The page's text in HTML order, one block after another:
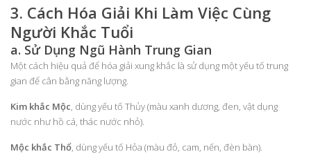
3. Cách Hóa Giải Khi Làm Việc Cùng
Người Khắc Tuổi
a. Sử Dụng Ngũ Hành Trung Gian
Một cách hiệu quả để hóa giải xung khắc là sử dụng một yếu tố trung
gian để cân bằng năng lượng.
Kim khắc Mộc, dùng yếu tố Thủy (màu xanh dương, đen, vật dụng
nước như hồ cá, thác nước nhỏ).
Mộc khắc Thổ, dùng yếu tố Hỏa (màu đỏ, cam, nến, đèn bàn).